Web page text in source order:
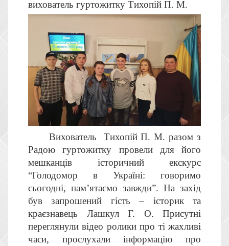
вихователь гуртожитку Тихопій П. М.
Вихователь Тихопій П. М. разом з
Радою гуртожитку провели для його
мешканців історичний екскурс
“Голодомор в Україні: говоримо
сьогодні, пам’ятаємо завжди”. На захід
був запрошений гість – історик та
краєзнавець Лашкул Г. О. Присутні
переглянули відео ролики про ті жахливі
часи, прослухали інформацію про